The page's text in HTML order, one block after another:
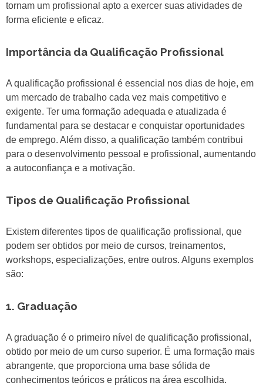
tornam um profissional apto a exercer suas atividades de
forma eficiente e eficaz.
Importância da Qualificação Profissional
A qualificação profissional é essencial nos dias de hoje, em
um mercado de trabalho cada vez mais competitivo e
exigente. Ter uma formação adequada e atualizada é
fundamental para se destacar e conquistar oportunidades
de emprego. Além disso, a qualificação também contribui
para o desenvolvimento pessoal e profissional, aumentando
a autoconfiança e a motivação.
Tipos de Qualificação Profissional
Existem diferentes tipos de qualificação profissional, que
podem ser obtidos por meio de cursos, treinamentos,
workshops, especializações, entre outros. Alguns exemplos
são:
1. Graduação
A graduação é o primeiro nível de qualificação profissional,
obtido por meio de um curso superior. É uma formação mais
abrangente, que proporciona uma base sólida de
conhecimentos teóricos e práticos na área escolhida.